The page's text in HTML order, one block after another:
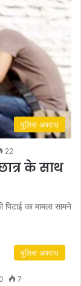
पुलिस अपराध
22
के साथ
का मामला सामने
पुलिस अपराध
7